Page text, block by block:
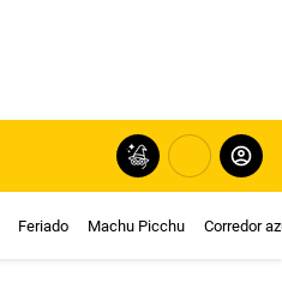
Feriado Machu Picchu Corredor